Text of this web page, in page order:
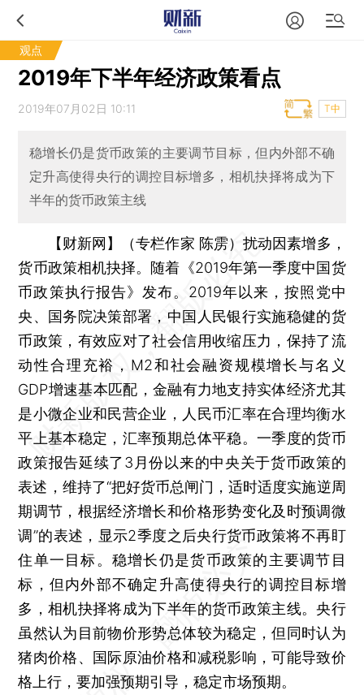
观点
2019年下半年经济政策看点
2019年07月02日 10:11 T中
稳增长仍是货币政策的主要调节目标，但内外部不确
定升高使得央行的调控目标增多，相机抉择将成为下
半年的货币政策主线
【财新网】（专栏作家 陈雳）扰动因素增多，
货币政策相机抉择。随着《2019年第一季度中国货
币政策执行报告》发布。2019年以来，按照党中
央、国务院决策部署，中国人民银行实施稳健的货
币政策，有效应对了社会信用收缩压力，保持了流
动性合理充裕，M2和社会融资规模增长与名义
GDP增速基本匹配，金融有力地支持实体经济尤其
是小微企业和民营企业，人民币汇率在合理均衡水
平上基本稳定，汇率预期总体平稳。一季度的货币
政策报告延续了3月份以来的中央关于货币政策的
表述，维持了“把好货币总闸门，适时适度实施逆周
期调节，根据经济增长和价格形势变化及时预调微
调”的表述，显示2季度之后央行货币政策将不再盯
住单一目标。稳增长仍是货币政策的主要调节目
标，但内外部不确定升高使得央行的调控目标增
多，相机抉择将成为下半年的货币政策主线。央行
虽然认为目前物价形势总体较为稳定，但同时认为
猪肉价格、国际原油价格和减税影响，可能导致价
格上行，要加强预期引导，稳定市场预期。